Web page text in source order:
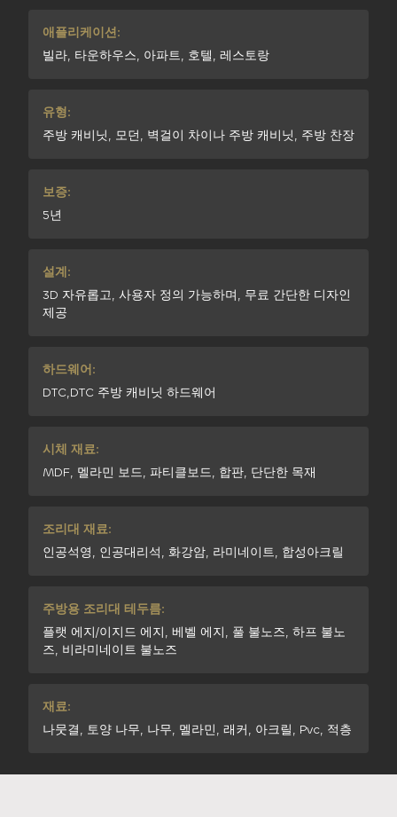
애플리케이션:
빌라, 타운하우스, 아파트, 호텔, 레스토랑
유형:
주방 캐비닛, 모던, 벽걸이 차이나 주방 캐비닛, 주방 찬장
보증:
5년
설계:
3D 자유롭고, 사용자 정의 가능하며, 무료 간단한 디자인
제공
하드웨어:
DTC,DTC 주방 캐비닛 하드웨어
시체 재료:
MDF, 멜라민 보드, 파티클보드, 합판, 단단한 목재
조리대 재료:
인공석영, 인공대리석, 화강암, 라미네이트, 합성아크릴
주방용 조리대 테두름:
플랫 에지/이지드 에지, 베벨 에지, 풀 불노즈, 하프 불노
즈, 비라미네이트 불노즈
재료:
나뭇결, 토양 나무, 나무, 멜라민, 래커, 아크릴, Pvc, 적층